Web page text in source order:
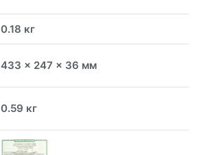
0.18 кг
433 x 247 x 36 мм
0.59 кг